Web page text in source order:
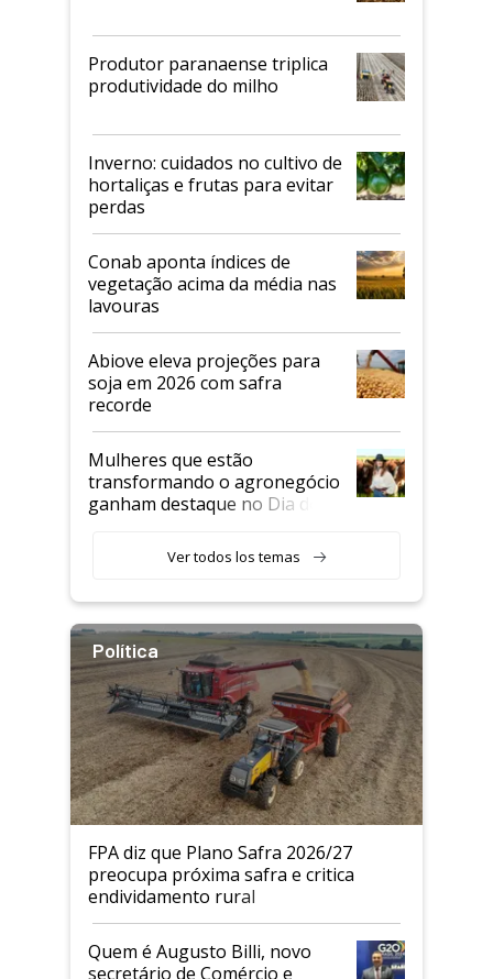
Produtor paranaense triplica
produtividade do milho
Inverno: cuidados no cultivo de
hortaliças e frutas para evitar
perdas
Conab aponta índices de
vegetação acima da média nas
lavouras
Abiove eleva projeções para
soja em 2026 com safra
recorde
Mulheres que estão
transformando o agronegócio
ganham destaque no Dia do
Ver todos los temas
Política
FPA diz que Plano Safra 2026/27
preocupa próxima safra e critica
endividamento rural
Quem é Augusto Billi, novo
secretário de Comércio e